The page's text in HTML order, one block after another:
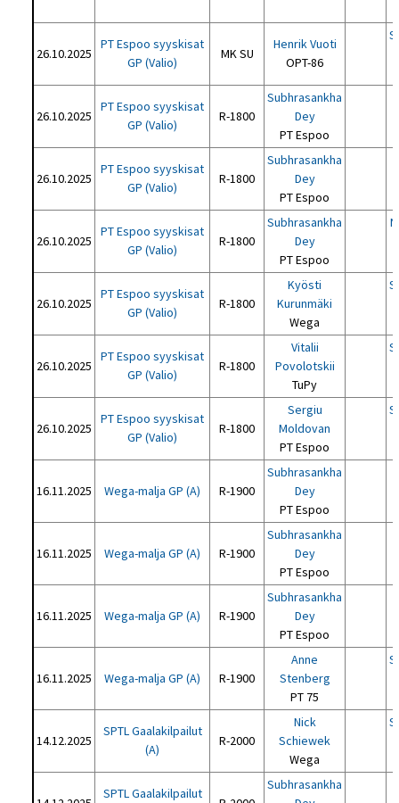
26.10.2025
PT Espoo syyskisat
GP (Valio)
MK SU
Henrik Vuoti
OPT-86
26.10.2025
PT Espoo syyskisat
GP (Valio)
R-1800
Subhrasankha
Dey
PT Espoo
26.10.2025
PT Espoo syyskisat
GP (Valio)
R-1800
Subhrasankha
Dey
PT Espoo
26.10.2025
PT Espoo syyskisat
GP (Valio)
R-1800
Subhrasankha
Dey
PT Espoo
26.10.2025
PT Espoo syyskisat
GP (Valio)
R-1800
Kyösti
Kurunmäki
Wega
26.10.2025
PT Espoo syyskisat
GP (Valio)
R-1800
Vitalii
Povolotskii
TuPy
26.10.2025
PT Espoo syyskisat
GP (Valio)
R-1800
Sergiu
Moldovan
PT Espoo
16.11.2025 Wega-malja GP (A) R-1900
Subhrasankha
Dey
PT Espoo
16.11.2025 Wega-malja GP (A) R-1900
Subhrasankha
Dey
PT Espoo
16.11.2025 Wega-malja GP (A) R-1900
Subhrasankha
Dey
PT Espoo
16.11.2025 Wega-malja GP (A) R-1900
Anne
Stenberg
PT 75
14.12.2025
SPTL Gaalakilpailut
(A)
R-2000
Nick
Schiewek
Wega
SPTL Gaalakilpailut
Subhrasankha